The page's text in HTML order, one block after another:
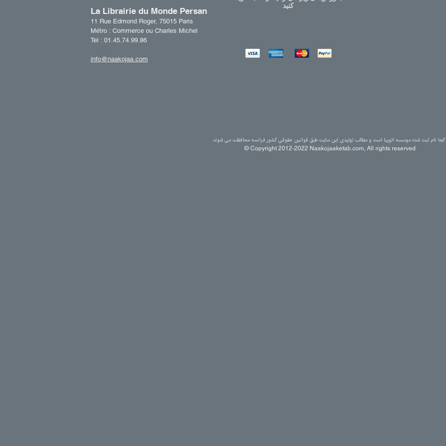
La Librairie du Monde Persan​
11 Rue Edmond Roger, 75015 Paris
Métro : Commerce ou Charles Michel
Tel : 01.45.74.99.86
info@naakojaa.com
کنید
نام ثبت شده موسسه اتوپیا است و مطالب تولیدی این سایت طبق قوانین حقوقی کشور فرانسه محافظت می شوند.
© Copyright 2012-2022 Naakojaaketab.com, All rights reserved